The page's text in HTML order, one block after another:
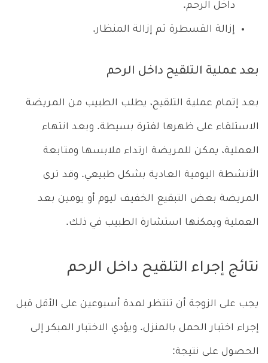
داخل الرحم.
إزالة القسطرة ثم إزالة المنظار.
بعد عملية التلقيح داخل الرحم
بعد إتمام عملية التلقيح، يطلب الطبيب من المريضة
الاستلقاء على ظهرها لفترة بسيطة. وبعد انتهاء
العملية، يمكن للمريضة ارتداء ملابسها ومتابعة
الأنشطة اليومية العادية بشكل طبيعي. وقد ترى
المريضة بعض التبقيع الخفيف ليوم أو يومين بعد
العملية ويمكنها استشارة الطبيب في ذلك.
نتائج إجراء التلقيح داخل الرحم
يجب على الزوجة أن تنتظر لمدة أسبوعين على الأقل قبل
إجراء اختبار الحمل بالمنزل. ويؤدي الاختبار المبكر إلى
الحصول على نتيجة: